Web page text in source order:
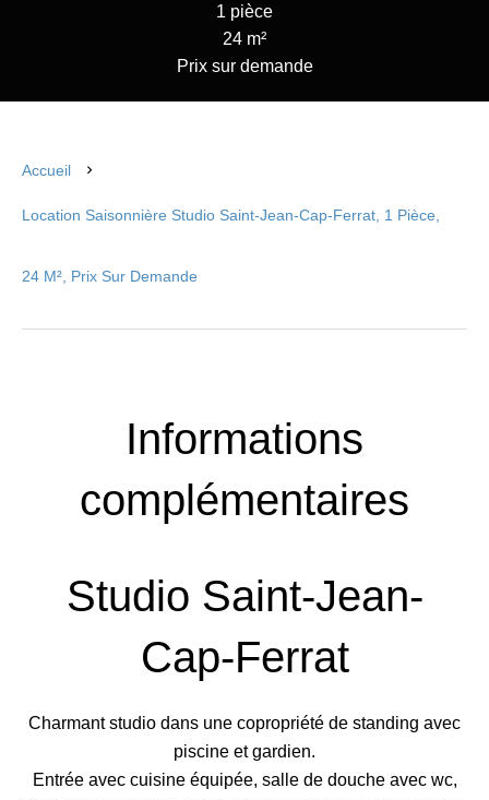
1 pièce
24 m²
Prix sur demande
Accueil
Location Saisonnière Studio Saint-Jean-Cap-Ferrat, 1 Pièce,
24 M², Prix Sur Demande
Informations
complémentaires
Studio Saint-Jean-
Cap-Ferrat
Charmant studio dans une copropriété de standing avec
piscine et gardien.
Entrée avec cuisine équipée, salle de douche avec wc,